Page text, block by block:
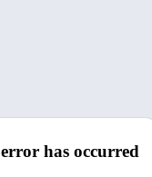
has occurred